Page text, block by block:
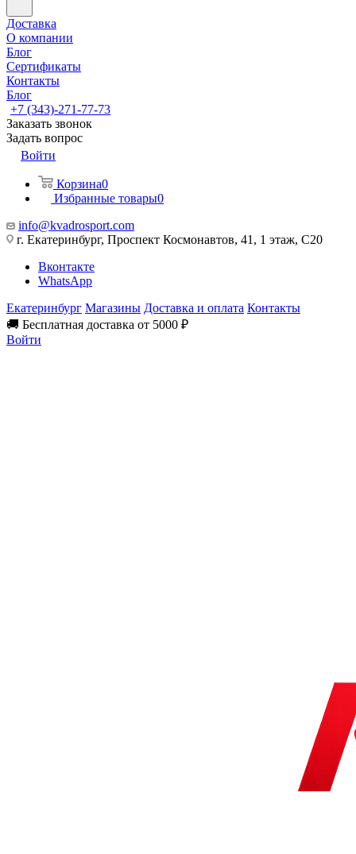
Доставка
О компании
Блог
Сертификаты
Контакты
Блог
+7 (343)-271-77-73
Заказать звонок
Задать вопрос
Войти
Корзина0
Избранные товары0
info@kvadrosport.com
г. Екатеринбург, Проспект Космонавтов, 41, 1 этаж, С20
Вконтакте
WhatsApp
Екатеринбург Магазины Доставка и оплата Контакты
🚚 Бесплатная доставка от 5000 ₽
Войти